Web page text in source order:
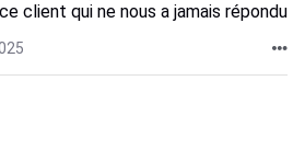
client qui ne nous a jamais répondu